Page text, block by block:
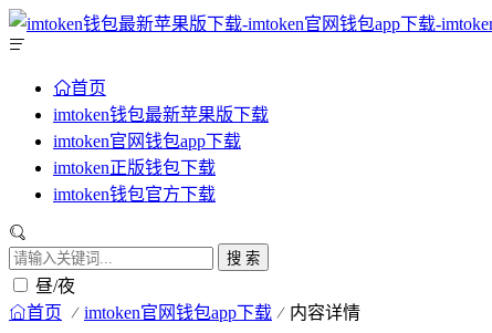
首页
imtoken钱包最新苹果版下载
imtoken官网钱包app下载
imtoken正版钱包下载
imtoken钱包官方下载
搜 索
昼/夜
首页 imtoken官网钱包app下载 内容详情